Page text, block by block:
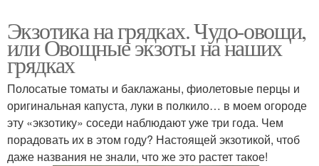
Экзотика на грядках. Чудо-овощи,
или Овощные экзоты на наших
грядках
Полосатые томаты и баклажаны, фиолетовые перцы и
оригинальная капуста, луки в полкило… в моем огороде
эту «экзотику» соседи наблюдают уже три года. Чем
порадовать их в этом году? Настоящей экзотикой, чтоб
даже названия не знали, что же это растет такое!